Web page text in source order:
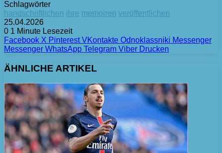
Schlagwörter
handschriftlichen ihre memoiren veröffentlichen
25.04.2026
0 1 Minute Lesezeit
Facebook X Pinterest VKontakte Odnoklassniki Messenger
Messenger WhatsApp Telegram Viber Drucken
ÄHNLICHE ARTIKEL